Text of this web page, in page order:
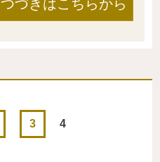
つづきはこちらから
3 4